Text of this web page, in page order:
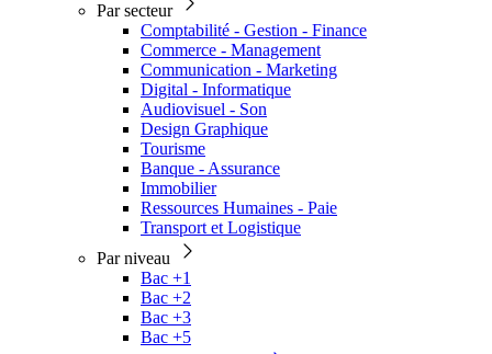
Par secteur
Comptabilité - Gestion - Finance
Commerce - Management
Communication - Marketing
Digital - Informatique
Audiovisuel - Son
Design Graphique
Tourisme
Banque - Assurance
Immobilier
Ressources Humaines - Paie
Transport et Logistique
Par niveau
Bac +1
Bac +2
Bac +3
Bac +5